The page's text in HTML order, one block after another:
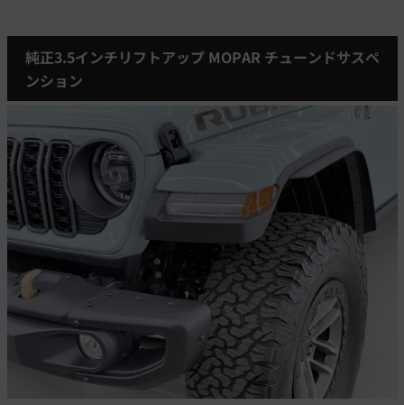
純正3.5インチリフトアップ MOPAR チューンドサスペ
ンション